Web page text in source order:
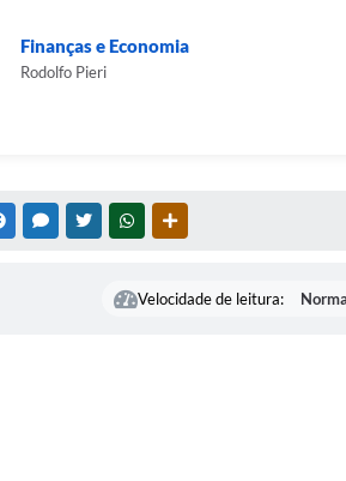
Finanças e Economia
Rodolfo Pieri
FACEBOOKMESSENGER
TWITTERWHATSAPP
Velocidade de leitura: